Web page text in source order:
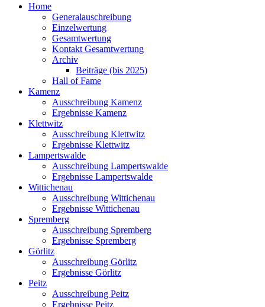
Home
Generalauschreibung
Einzelwertung
Gesamtwertung
Kontakt Gesamtwertung
Archiv
Beiträge (bis 2025)
Hall of Fame
Kamenz
Ausschreibung Kamenz
Ergebnisse Kamenz
Klettwitz
Ausschreibung Klettwitz
Ergebnisse Klettwitz
Lampertswalde
Ausschreibung Lampertswalde
Ergebnisse Lampertswalde
Wittichenau
Ausschreibung Wittichenau
Ergebnisse Wittichenau
Spremberg
Ausschreibung Spremberg
Ergebnisse Spremberg
Görlitz
Ausschreibung Görlitz
Ergebnisse Görlitz
Peitz
Ausschreibung Peitz
Ergebnisse Peitz